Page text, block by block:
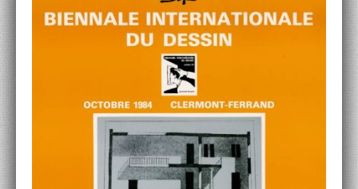
FFMAAM
FRANCESCO MOSCHINI
CONFERENZE
COLLEZIONE